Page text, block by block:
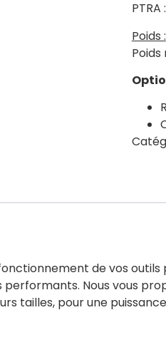
Poids :
Poids
de vos
Nous vous
tailles, pour une